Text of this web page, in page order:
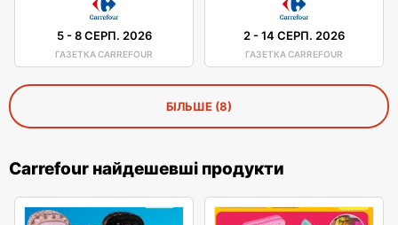
5-8 СЕРП. 2026
ГАЗЕТКА CARREFOUR
2-14 СЕРП. 2026
ГАЗЕТКА CARREFOUR
БІЛЬШЕ (8)
Carrefour найдешевші продукти